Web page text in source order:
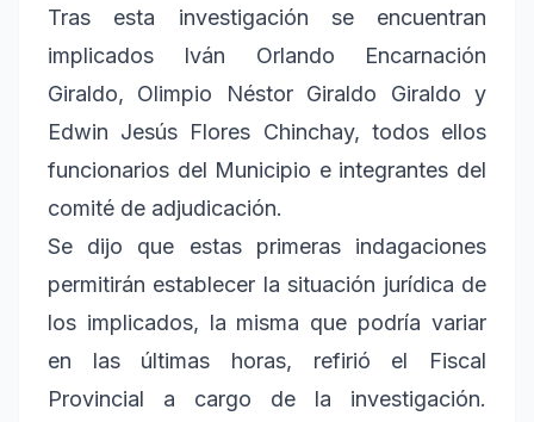
Tras esta investigación se encuentran
implicados Iván Orlando Encarnación
Giraldo, Olimpio Néstor Giraldo Giraldo y
Edwin Jesús Flores Chinchay, todos ellos
funcionarios del Municipio e integrantes del
comité de adjudicación.
Se dijo que estas primeras indagaciones
permitirán establecer la situación jurídica de
los implicados, la misma que podría variar
en las últimas horas, refirió el Fiscal
Provincial a cargo de la investigación.